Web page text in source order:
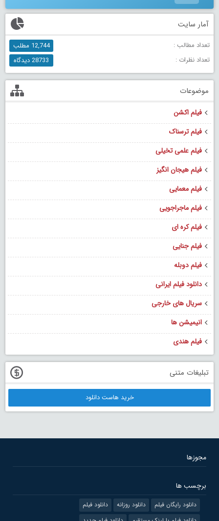
آمار سایت
تعداد مطالب :
12,744 مطلب
تعداد نظرات :
28733 دیدگاه
موضوعات
فیلم اکشن
فیلم ترسناک
فیلم علمی تخیلی
فیلم هیجان انگیز
فیلم معمایی
فیلم ماجراجویی
فیلم کره ای
فیلم جنایی
فیلم دوبله
دانلود فیلم ایرانی
سریال های خارجی
انیمیشن ها
فیلم هندی
تبلیغات متنی
خرید هاست دانلود
مجوزها
برچسب ها
دانلود رایگان فیلم دانلود روزانه
دانلود فیلم